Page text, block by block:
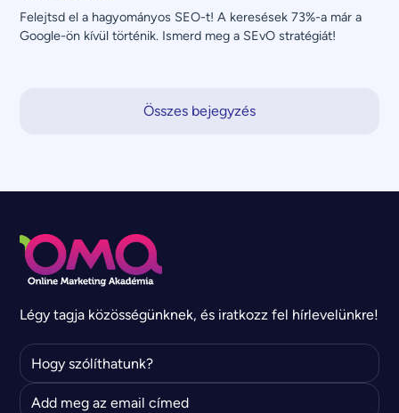
Felejtsd el a hagyományos SEO-t! A keresések 73%-a már a
Google-ön kívül történik. Ismerd meg a SEvO stratégiát!
Összes bejegyzés
Légy tagja közösségünknek, és iratkozz fel hírlevelünkre!